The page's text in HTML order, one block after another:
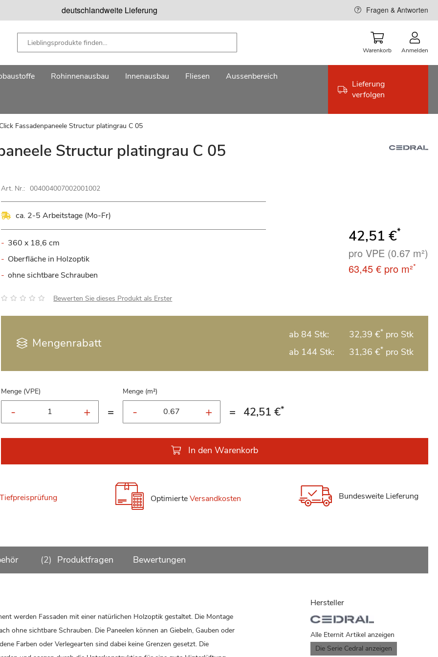
deutschlandweite Lieferung Fragen & Antworten
Warenkorb Anmelden
Rohinnenausbau Innenausbau Fliesen Aussenbereich
Lieferung
verfolgen
Fassadenpaneele Structur platingrau C 05
Structur platingrau C 05
Art. Nr.: 004004007002001002
ca. 2-5 Arbeitstage (Mo-Fr)
360 x 18,6 cm
Oberfläche in Holzoptik
ohne sichtbare Schrauben
Bewertung: Bewerten Sie dieses Produkt als Erster
42,51 €*
pro VPE (0.67 m²)
63,45 € pro m²*
Mengenrabatt
ab 84 Stk: 32,39 €* pro Stk
ab 144 Stk:
31,36 €* pro Stk
Menge (VPE)
=
Menge (m²)
= 42,51 €*
In den Warenkorb
Tiefpreisprüfung OptimierteVersandkosten Bundesweite Lieferung
2 Produktfragen Bewertungen
Hersteller
Alle Eternit Artikel anzeigen
Die Serie Cedral anzeigen
werden Fassaden mit einer natürlichen Holzoptik gestaltet. Die Montage
ohne sichtbare Schrauben. Die Paneelen können an Giebeln, Gauben oder
Farben oder Verlegearten sind dabei keine Grenzen gesetzt. Die